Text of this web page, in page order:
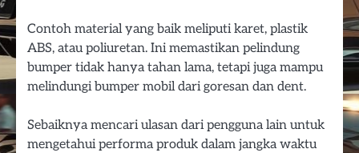
Contoh material yang baik meliputi karet, plastik
ABS, atau poliuretan. Ini memastikan pelindung
bumper tidak hanya tahan lama, tetapi juga mampu
melindungi bumper mobil dari goresan dan dent.
Sebaiknya mencari ulasan dari pengguna lain untuk
mengetahui performa produk dalam jangka waktu